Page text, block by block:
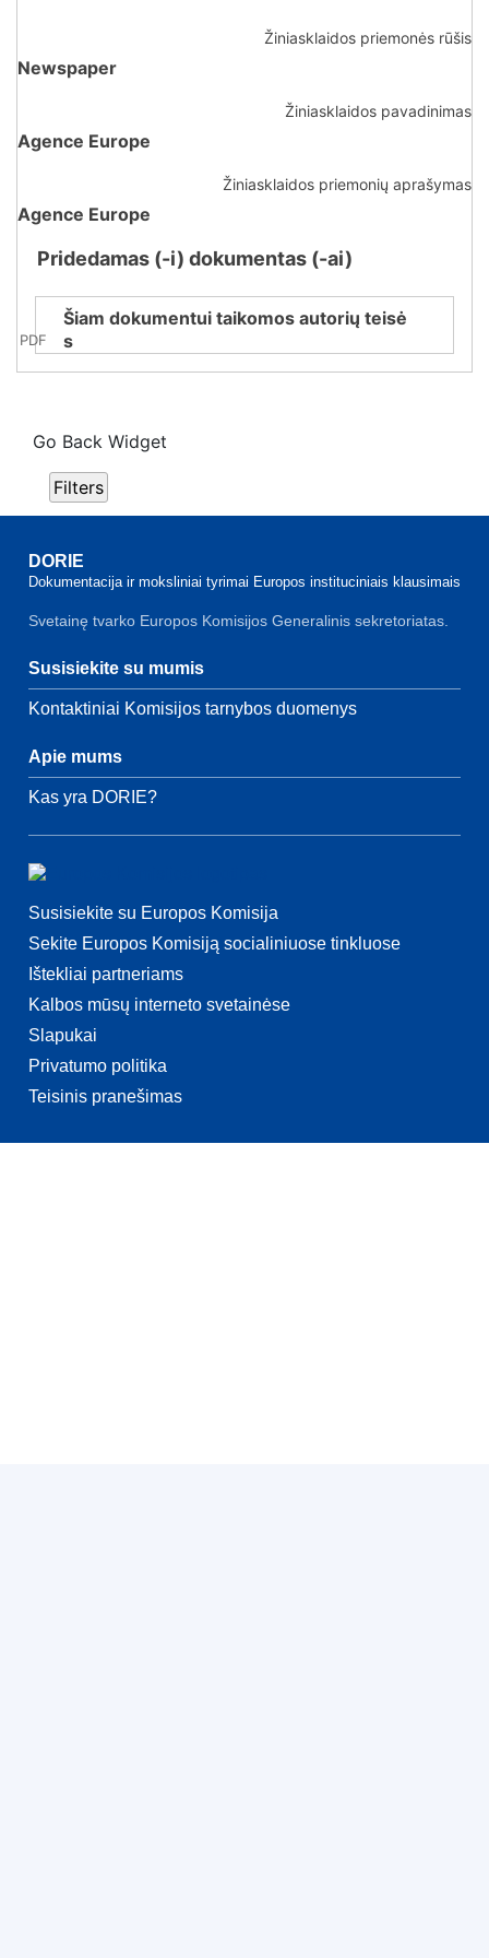
Žiniasklaidos priemonės rūšis
Newspaper
Žiniasklaidos pavadinimas
Agence Europe
Žiniasklaidos priemonių aprašymas
Agence Europe
Pridedamas (-i) dokumentas (-ai)
PDF
Šiam dokumentui taikomos autorių teisė
s
Go Back Widget
Filters
DORIE
Dokumentacija ir moksliniai tyrimai Europos instituciniais klausimais
Svetainę tvarko Europos Komisijos Generalinis sekretoriatas.
Susisiekite su mumis
Kontaktiniai Komisijos tarnybos duomenys
Apie mums
Kas yra DORIE?
Susisiekite su Europos Komisija
Sekite Europos Komisiją socialiniuose tinkluose
Ištekliai partneriams
Kalbos mūsų interneto svetainėse
Slapukai
Privatumo politika
Teisinis pranešimas